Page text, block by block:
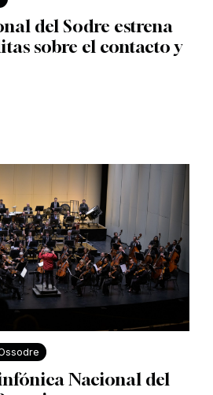
del Sodre estrena
sobre el contacto y
Nacional del